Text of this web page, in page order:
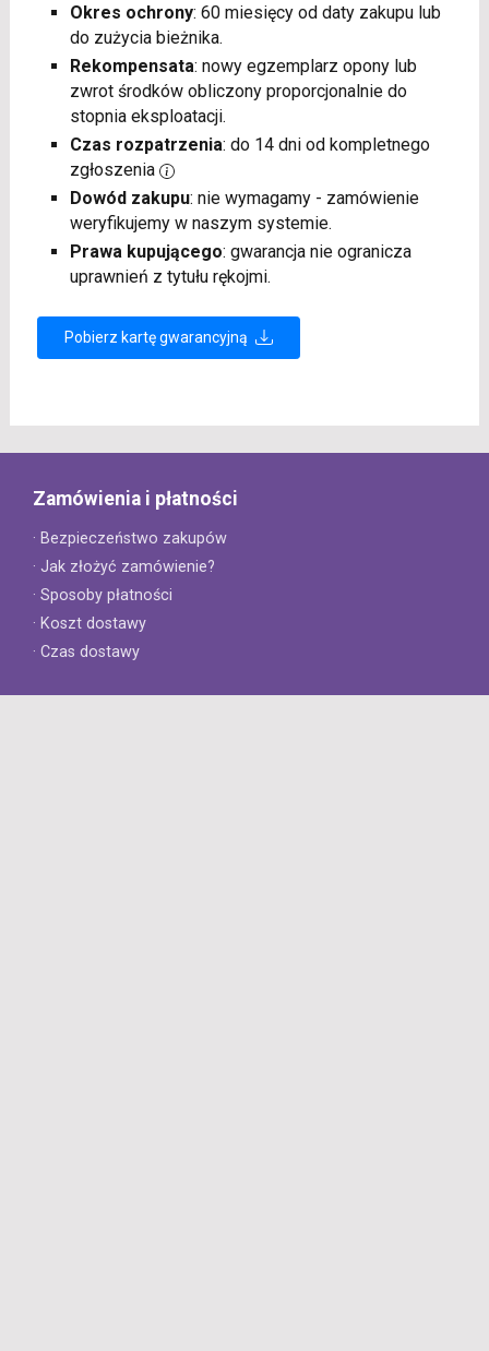
Okres ochrony: 60 miesięcy od daty zakupu lub
do zużycia bieżnika.
Rekompensata: nowy egzemplarz opony lub
zwrot środków obliczony proporcjonalnie do
stopnia eksploatacji.
Czas rozpatrzenia: do 14 dni od kompletnego
zgłoszenia
Dowód zakupu: nie wymagamy - zamówienie
weryfikujemy w naszym systemie.
Prawa kupującego: gwarancja nie ogranicza
uprawnień z tytułu rękojmi.
Pobierz kartę gwarancyjną
Zamówienia i płatności
· Bezpieczeństwo zakupów
· Jak złożyć zamówienie?
· Sposoby płatności
· Koszt dostawy
· Czas dostawy